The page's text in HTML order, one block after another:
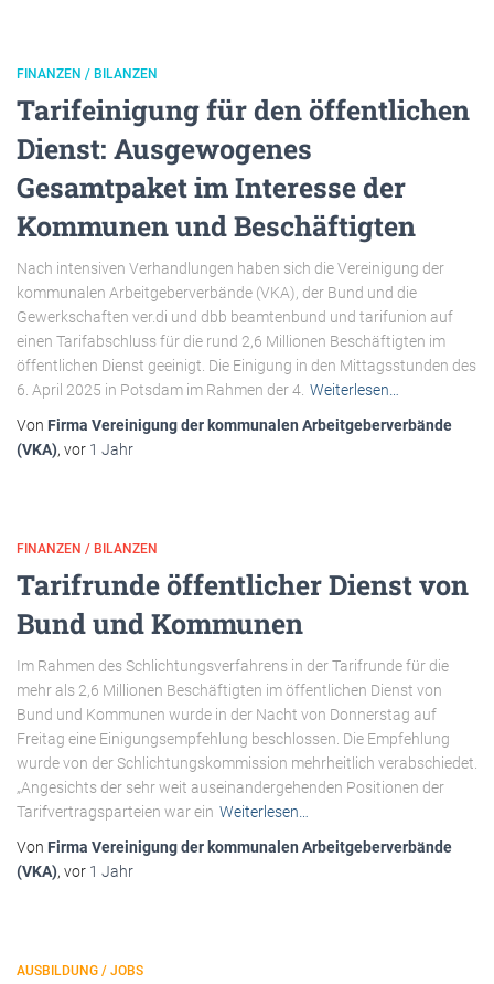
FINANZEN / BILANZEN
Tarifeinigung für den öffentlichen
Dienst: Ausgewogenes
Gesamtpaket im Interesse der
Kommunen und Beschäftigten
Nach intensiven Verhandlungen haben sich die Vereinigung der
kommunalen Arbeitgeberverbände (VKA), der Bund und die
Gewerkschaften ver.di und dbb beamtenbund und tarifunion auf
einen Tarifabschluss für die rund 2,6 Millionen Beschäftigten im
öffentlichen Dienst geeinigt. Die Einigung in den Mittagsstunden des
6. April 2025 in Potsdam im Rahmen der 4. Weiterlesen…
Von Firma Vereinigung der kommunalen Arbeitgeberverbände
(VKA), vor 1 Jahr
FINANZEN / BILANZEN
Tarifrunde öffentlicher Dienst von
Bund und Kommunen
Im Rahmen des Schlichtungsverfahrens in der Tarifrunde für die
mehr als 2,6 Millionen Beschäftigten im öffentlichen Dienst von
Bund und Kommunen wurde in der Nacht von Donnerstag auf
Freitag eine Einigungsempfehlung beschlossen. Die Empfehlung
wurde von der Schlichtungskommission mehrheitlich verabschiedet.
„Angesichts der sehr weit auseinandergehenden Positionen der
Tarifvertragsparteien war ein Weiterlesen…
Von Firma Vereinigung der kommunalen Arbeitgeberverbände
(VKA), vor 1 Jahr
AUSBILDUNG / JOBS